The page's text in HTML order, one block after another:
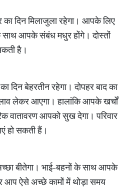
का दिन मिलाजुला रहेगा। आपके लिए
साथ आपके संबंध मधुर होंगे। दोस्तों
है।
दिन बेहरतीन रहेगा। दोपहर बाद का
लेकर आएगा। हालांकि आपके खर्चों
वातावरण आपको सुख देगा। परिवार
हो सकती हैं।
बीतेगा। भाई-बहनों के साथ आपके
आप ऐसे अच्छे कामों में थोड़ा समय